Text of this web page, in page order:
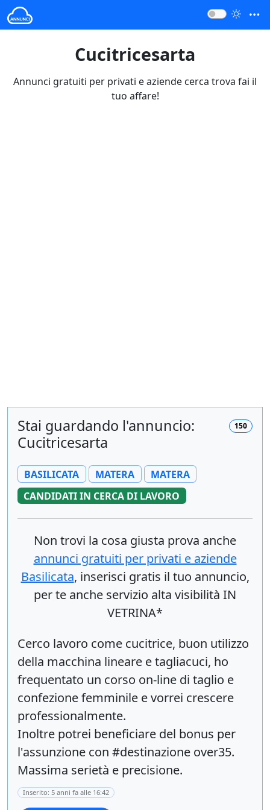
Cucitricesarta
Annunci gratuiti per privati e aziende cerca trova fai il
tuo affare!
150
Stai guardando l'annuncio:
Cucitricesarta
BASILICATA MATERA
MATERA
CANDIDATI IN CERCA DI LAVORO
Non trovi la cosa giusta prova anche
annunci gratuiti per privati e aziende
Basilicata, inserisci gratis il tuo annuncio,
per te anche servizio alta visibilità IN
VETRINA*
Cerco lavoro come cucitrice, buon utilizzo
della macchina lineare e tagliacuci, ho
frequentato un corso on-line di taglio e
confezione femminile e vorrei crescere
professionalmente.
Inoltre potrei beneficiare del bonus per
l'assunzione con #destinazione over35.
Massima serietà e precisione.
Inserito: 5 anni fa alle 16:42